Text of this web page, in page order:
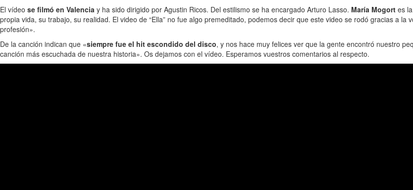
El vídeo se filmó en Valencia y ha sido dirigido por Agustin Ricos. Del estilismo se ha encargado Arturo Lasso. María Mogort es
propia vida, su trabajo, su realidad. El video de “Ella” no fue algo premeditado, podemos decir que este video se rodó gracias a
profesión».
De la canción indican que «siempre fue el hit escondido del disco, y nos hace muy felices ver que la gente encontró nuestro
canción más escuchada de nuestra historia». Os dejamos con el vídeo. Esperamos vuestros comentarios al respecto.